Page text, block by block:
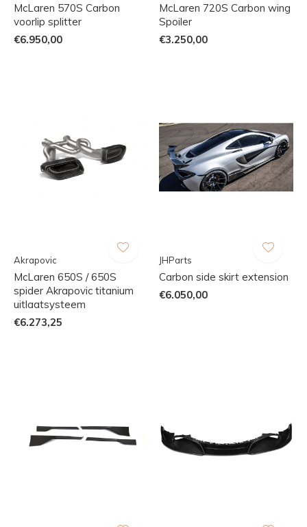
McLaren 570S Carbon
voorlip splitter
€6.950,00
McLaren 720S Carbon wing
Spoiler
€3.250,00
Akrapovic
McLaren 650S / 650S
spider Akrapovic titanium
uitlaatsysteem
€6.273,25
JHParts
Carbon side skirt extension
€6.050,00